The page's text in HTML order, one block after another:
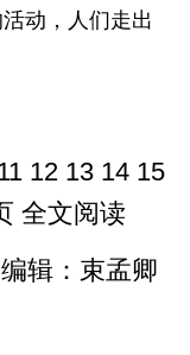
动，人们走出
12 13 14 15
全文阅读
编辑：束孟卿